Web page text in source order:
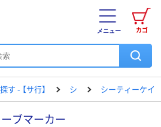
カゴ
メニュー
す - 【サ行】 シ シーティーケイ
ブマーカー